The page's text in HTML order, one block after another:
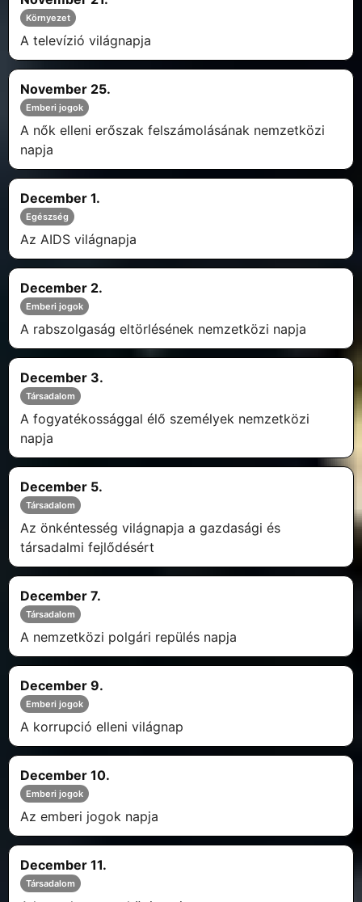
Környezet
A televízió világnapja
November 25.
Emberi jogok
A nők elleni erőszak felszámolásának nemzetközi
napja
December 1.
Egészség
Az AIDS világnapja
December 2.
Emberi jogok
A rabszolgaság eltörlésének nemzetközi napja
December 3.
Társadalom
A fogyatékossággal élő személyek nemzetközi
napja
December 5.
Társadalom
Az önkéntesség világnapja a gazdasági és
társadalmi fejlődésért
December 7.
Társadalom
A nemzetközi polgári repülés napja
December 9.
Emberi jogok
A korrupció elleni világnap
December 10.
Emberi jogok
Az emberi jogok napja
December 11.
Társadalom